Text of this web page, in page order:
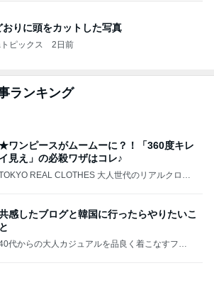
ランキング
ワンピースがムームーに？！「360度キレ
見え」の必殺ワザはコレ♪
感したブログと韓国に行ったらやりたいこ
と
代からの大人カジュアルを品良く着こなすファ